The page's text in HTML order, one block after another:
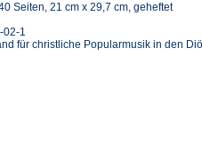
Seiten, 21 cm x 29,7 cm, geheftet
02-1
für christliche Popularmusik in den